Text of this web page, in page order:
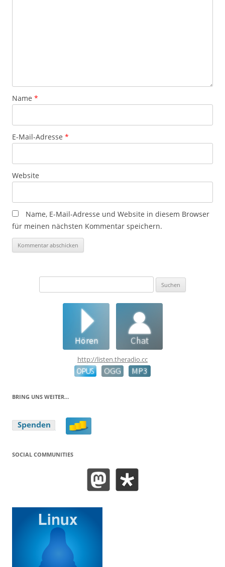
Name *
E-Mail-Adresse *
Website
Name, E-Mail-Adresse und Website in diesem Browser
für meinen nächsten Kommentar speichern.
http://listen.theradio.cc
BRING UNS WEITER…
SOCIAL COMMUNITIES